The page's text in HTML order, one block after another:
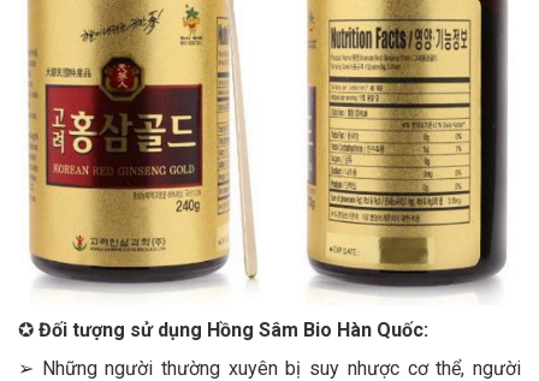
✪ Đối tượng sử dụng Hồng Sâm Bio Hàn Quốc:
➢ Những người thường xuyên bị suy nhược cơ thể, người